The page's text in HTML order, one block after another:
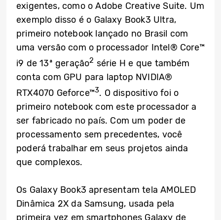
exigentes, como o Adobe Creative Suite. Um
exemplo disso é o Galaxy Book3 Ultra,
primeiro notebook lançado no Brasil com
uma versão com o processador Intel® Core™
i9 de 13ª geração2 série H e que também
conta com GPU para laptop NVIDIA®
RTX4070 Geforce™3. O dispositivo foi o
primeiro notebook com este processador a
ser fabricado no país. Com um poder de
processamento sem precedentes, você
poderá trabalhar em seus projetos ainda
que complexos.
Os Galaxy Book3 apresentam tela AMOLED
Dinâmica 2X da Samsung, usada pela
primeira vez em smartphones Galaxy de